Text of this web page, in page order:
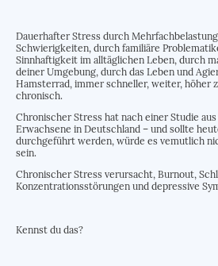
Dauerhafter Stress durch
Schwierigkeiten, durch familiäre
Sinnhaftigkeit im alltäglichen Leben, durch
deiner Umgebung, durch das Leben und
Hamsterrad, immer schneller, weiter, höher
chronisch.
Chronischer Stress hat nach einer Studie aus
Erwachsene in Deutschland – und sollte
durchgeführt werden, würde es vemutlich
sein.
Chronischer Stress verursacht, Burnout,
Konzentrationsstörungen und depressive
Kennst du das?